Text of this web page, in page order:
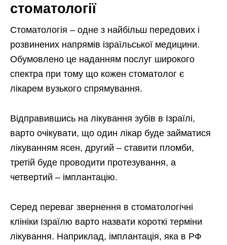
стоматології
Стоматологія – одне з найбільш передових і
розвинених напрямів ізраїльської медицини.
Обумовлено це наданням послуг широкого
спектра при тому що кожен стоматолог є
лікарем вузького спрямування.
Відправившись на лікування зубів в Ізраїлі,
варто очікувати, що один лікар буде займатися
лікуванням ясен, другий – ставити пломби,
третій буде проводити протезування, а
четвертий – імплантацію.
Серед переваг звернення в стоматологічні
клініки Ізраїлю варто назвати короткі терміни
лікування. Наприклад, імплантація, яка в РФ